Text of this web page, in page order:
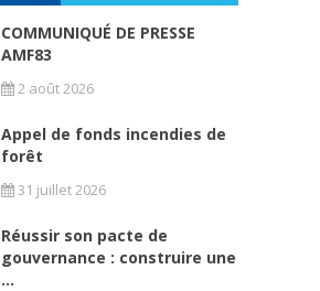
COMMUNIQUÉ DE PRESSE
AMF83
2 août 2026
Appel de fonds incendies de
forêt
31 juillet 2026
Réussir son pacte de
gouvernance : construire une
...